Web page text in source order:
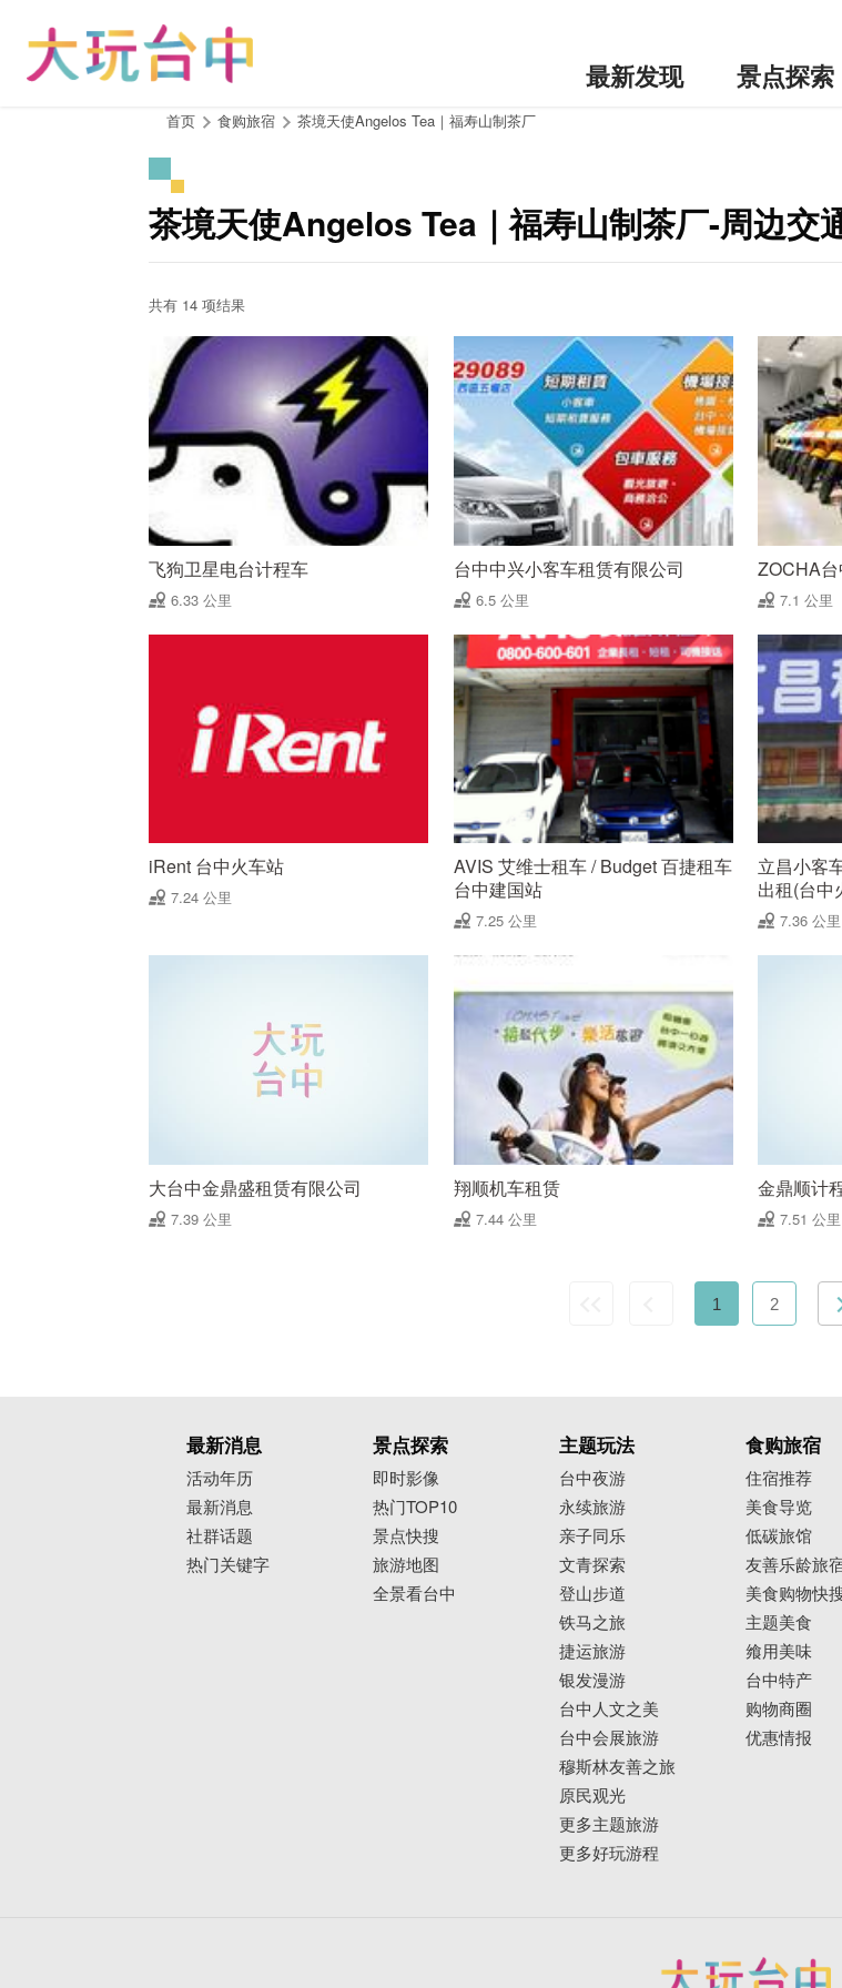
最新发现 景点探索
首页 食购旅宿 茶境天使Angelos Tea｜福寿山制茶厂
茶境天使Angelos Tea｜福寿山制茶厂-周边交
共有 14 项结果
飞狗卫星电台计程车
6.33 公里
台中中兴小客车租赁有限公司
6.5 公里
ZOCHA
7.1 公里
iRent 台中火车站
7.24 公里
AVIS 艾维士租车 / Budget 百捷租车
台中建国站
7.25 公里
立昌小客
出租(台中
7.36 公里
大台中金鼎盛租赁有限公司
7.39 公里
翔顺机车租赁
7.44 公里
金鼎顺计
7.51 公里
1 2
最新消息
活动年历
最新消息
社群话题
热门关键字
景点探索
即时影像
热门TOP10
景点快搜
旅游地图
全景看台中
主题玩法
台中夜游
永续旅游
亲子同乐
文青探索
登山步道
铁马之旅
捷运旅游
银发漫游
台中人文之美
台中会展旅游
穆斯林友善之旅
原民观光
更多主题旅游
更多好玩游程
食购旅宿
住宿推荐
美食导览
低碳旅馆
友善乐龄旅
美食购物快
主题美食
飨用美味
台中特产
购物商圈
优惠情报